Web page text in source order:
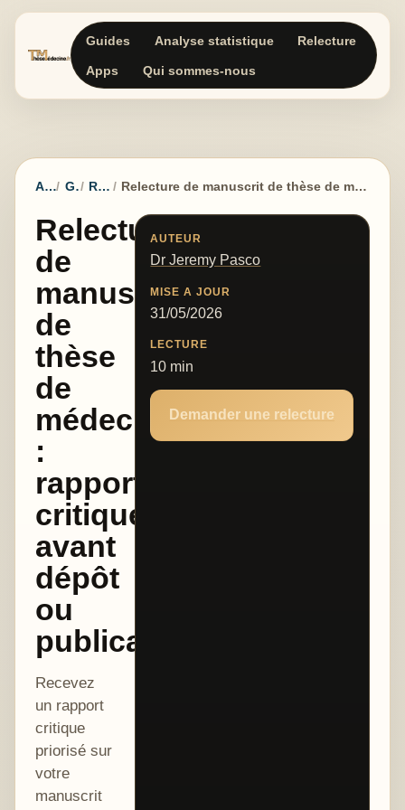
Guides Analyse statistique Relecture
Apps Qui sommes-nous
Accueil Guides Rédaction Relecture de manuscrit de thèse de médecine : rapport critique avant dépôt ou publication
Relecture
de
manuscrit
de
thèse
de
médecine
:
rapport
critique
avant
dépôt
ou
publication
Recevez
un rapport
critique
priorisé sur
votre
manuscrit
AUTEUR
Dr Jeremy Pasco
MISE A JOUR
31/05/2026
LECTURE
10 min
Demander une relecture